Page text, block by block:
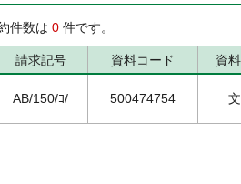
件数は 0 件です。
請求記号 資料コード 資
AB/150/ｺ/ 500474754